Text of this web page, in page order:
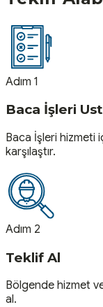
Adım 1
Baca İşleri
Baca İşleri hizmeti
karşılaştır.
Adım 2
Teklif Al
Bölgende hizmet
al.